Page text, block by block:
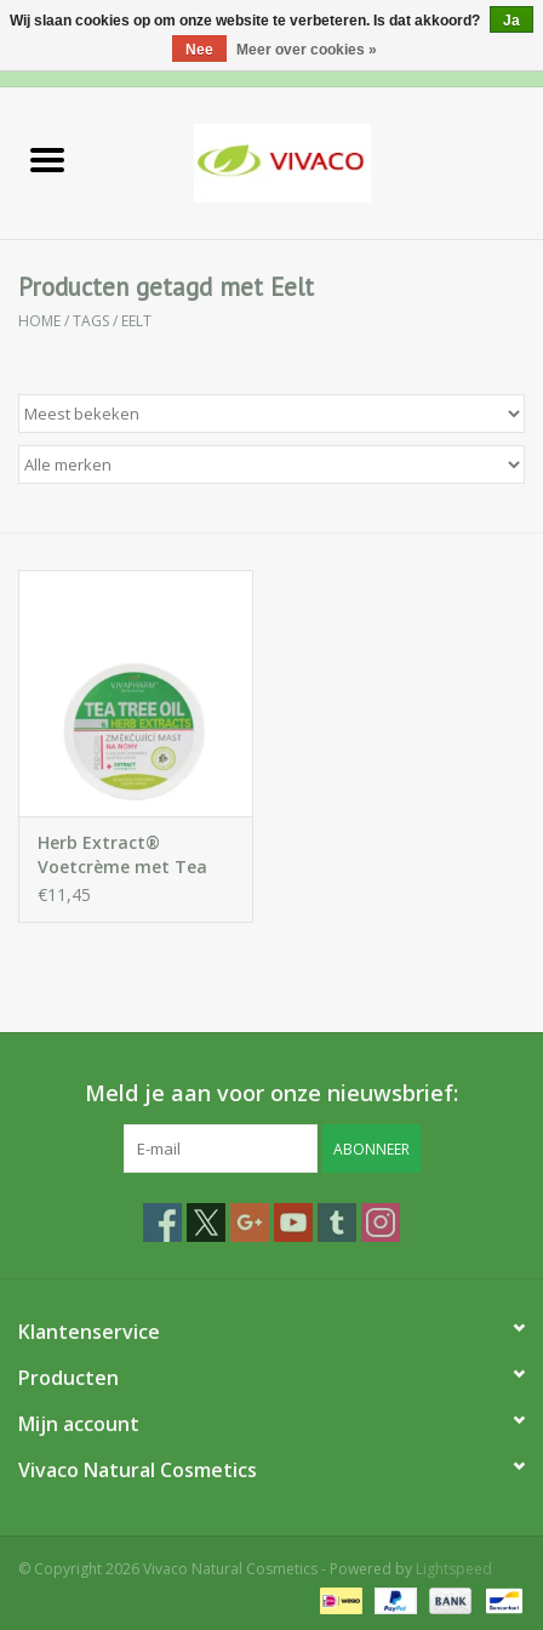
Lichaamsverzorging
Specialiteiten
Natuurlijke Kruiden
Apotheek
Gift sets
Producten getagd met Eelt
HOME/TAGS/ EELT
Herb Extract®
Voetcrème met Tea
Tree Oil
€11,45
Meld je aan voor onze nieuwsbrief:
ABONNEER
Klantenservice
Producten
Mijn account
Vivaco Natural Cosmetics
© Copyright 2026 Vivaco Natural Cosmetics - Powered by Lightspeed
Wij slaan cookies op om onze website te verbeteren. Is dat akkoord?
Ja
Nee
Meer over cookies »